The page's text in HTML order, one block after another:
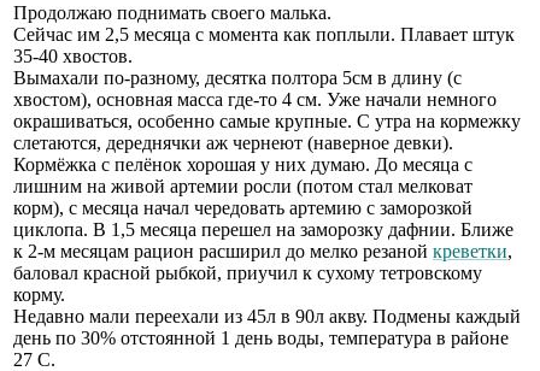
Продолжаю поднимать своего малька.
Сейчас им 2,5 месяца с момента как поплыли. Плавает штук
35-40 хвостов.
Вымахали по-разному, десятка полтора 5см в длину (с
хвостом), основная масса где-то 4 см. Уже начали немного
окрашиваться, особенно самые крупные. С утра на кормежку
слетаются, дереднячки аж чернеют (наверное девки).
Кормёжка с пелёнок хорошая у них думаю. До месяца с
лишним на живой артемии росли (потом стал мелковат
корм), с месяца начал чередовать артемию с заморозкой
циклопа. В 1,5 месяца перешел на заморозку дафнии. Ближе
к 2-м месяцам рацион расширил до мелко резаной креветки,
баловал красной рыбкой, приучил к сухому тетровскому
корму.
Недавно мали переехали из 45л в 90л акву. Подмены каждый
день по 30% отстоянной 1 день воды, температура в районе
27 С.